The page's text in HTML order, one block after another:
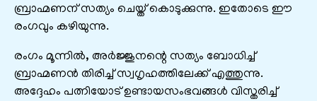
ബ്രാഹ്മണന്‌ സത്യം ചെയ്ത്‌ കൊടുക്കുന്നു. ഇതോടെ ഈ
രംഗവും കഴിയുന്നു.
രംഗം മൂന്നിൽ, അർജ്ജുനന്റെ സത്യം ബോധിച്ച്
ബ്രാഹ്മണൻ തിരിച്ച് സ്വഗൃഹത്തിലേക്ക് എത്തുന്നു.
അദ്ദേഹം പത്നിയോട് ഉണ്ടായസംഭവങ്ങൾ വിസ്തരിച്ച്